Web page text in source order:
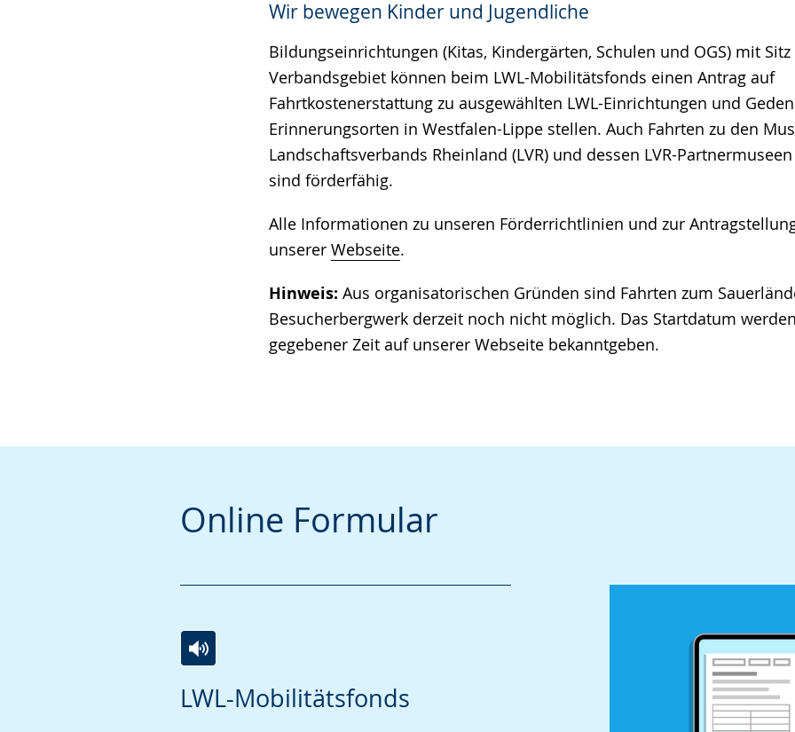
Wir bewegen Kinder und Jugendliche
Bildungseinrichtungen (Kitas, Kindergärten, Schulen und OGS) mit Sitz
Verbandsgebiet können beim LWL-Mobilitätsfonds einen Antrag auf
Fahrtkostenerstattung zu ausgewählten LWL-Einrichtungen und
Erinnerungsorten in Westfalen-Lippe stellen. Auch Fahrten zu den
Landschaftsverbands Rheinland (LVR) und dessen LVR-
sind förderfähig.
Alle Informationen zu unseren Förderrichtlinien und zur
unserer Webseite.
Hinweis: Aus organisatorischen Gründen sind Fahrten zum
Besucherbergwerk derzeit noch nicht möglich. Das Startdatum
gegebener Zeit auf unserer Webseite bekanntgeben.
Gebärdensprache
wird
angezeigt.
Online Formular
LWL-Mobilitätsfonds
Leichten
Audio-
Video